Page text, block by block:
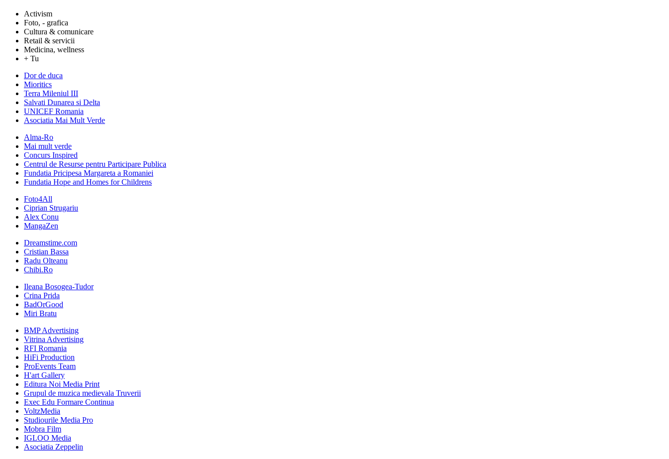
Activism
Foto, - grafica
Cultura & comunicare
Retail & servicii
Medicina, wellness
+ Tu
Dor de duca
Mioritics
Terra Mileniul III
Salvati Dunarea si Delta
UNICEF Romania
Asociatia Mai Mult Verde
Alma-Ro
Mai mult verde
Concurs Inspired
Centrul de Resurse pentru Participare Publica
Fundatia Pricipesa Margareta a Romaniei
Fundatia Hope and Homes for Childrens
Foto4All
Ciprian Strugariu
Alex Conu
MangaZen
Dreamstime.com
Cristian Bassa
Radu Olteanu
Chibi.Ro
Ileana Bosogea-Tudor
Crina Prida
BadOrGood
Miri Bratu
BMP Advertising
Vitrina Advertising
RFI Romania
HiFi Production
ProEvents Team
H'art Gallery
Editura Noi Media Print
Grupul de muzica medievala Truverii
Exec Edu Formare Continua
VoltzMedia
Studiourile Media Pro
Mobra Film
IGLOO Media
Asociatia Zeppelin